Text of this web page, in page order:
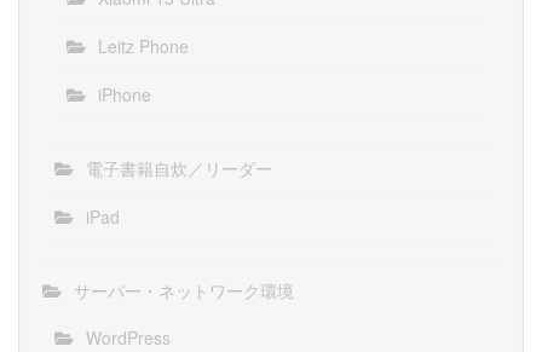
Leitz Phone
iPhone
電子書籍自炊／リーダー
iPad
サーバー・ネットワーク環境
WordPress